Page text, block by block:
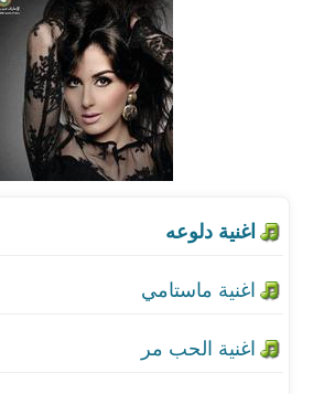
اغنية دلوعه
اغنية ماستامي
اغنية الحب مر
اغنية مجنونه
اغنية وئام
اغنية اهلا و سهلا